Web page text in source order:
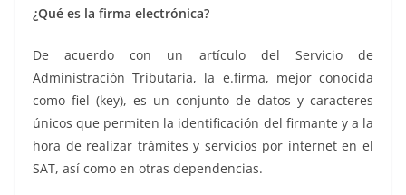
¿Qué es la firma electrónica?
De acuerdo con un artículo del Servicio de
Administración Tributaria, la e.firma, mejor conocida
como fiel (key), es un conjunto de datos y caracteres
únicos que permiten la identificación del firmante y a la
hora de realizar trámites y servicios por internet en el
SAT, así como en otras dependencias.